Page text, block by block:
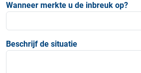
Wanneer merkte u de inbreuk op?
Beschrijf de situatie